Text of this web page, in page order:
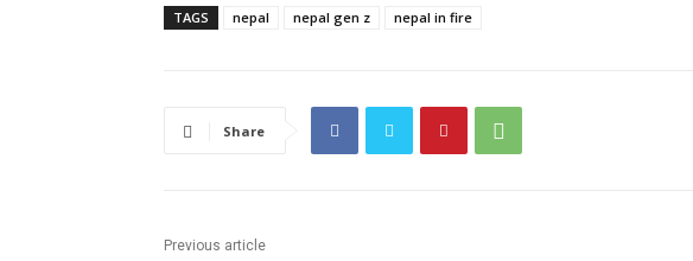
TAGS nepal nepal gen z nepal in fire
Share
Previous article